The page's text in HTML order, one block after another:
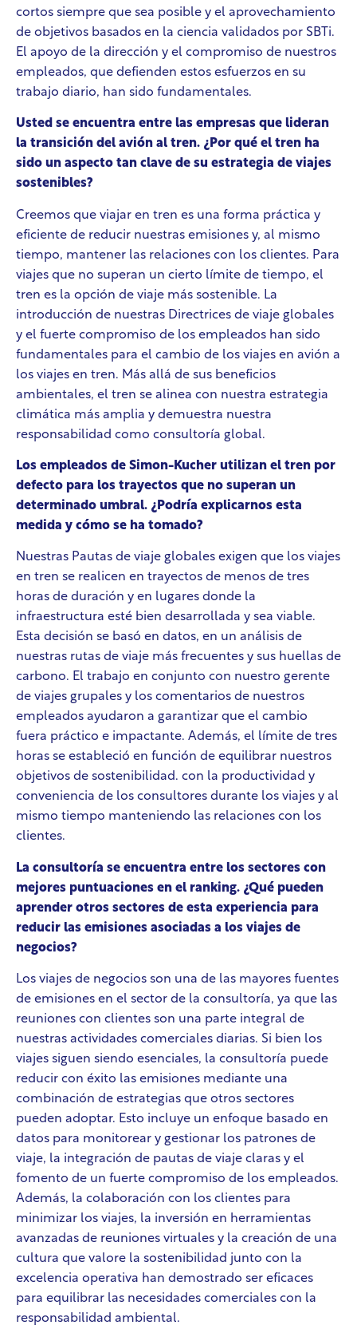
cortos siempre que sea posible y el aprovechamiento
de objetivos basados en la ciencia validados por SBTi.
El apoyo de la dirección y el compromiso de nuestros
empleados, que defienden estos esfuerzos en su
trabajo diario, han sido fundamentales.
Usted se encuentra entre las empresas que lideran
la transición del avión al tren. ¿Por qué el tren ha
sido un aspecto tan clave de su estrategia de viajes
sostenibles?
Creemos que viajar en tren es una forma práctica y
eficiente de reducir nuestras emisiones y, al mismo
tiempo, mantener las relaciones con los clientes. Para
viajes que no superan un cierto límite de tiempo, el
tren es la opción de viaje más sostenible. La
introducción de nuestras Directrices de viaje globales
y el fuerte compromiso de los empleados han sido
fundamentales para el cambio de los viajes en avión a
los viajes en tren. Más allá de sus beneficios
ambientales, el tren se alinea con nuestra estrategia
climática más amplia y demuestra nuestra
responsabilidad como consultoría global.
Los empleados de Simon-Kucher utilizan el tren por
defecto para los trayectos que no superan un
determinado umbral. ¿Podría explicarnos esta
medida y cómo se ha tomado?
Nuestras Pautas de viaje globales exigen que los viajes
en tren se realicen en trayectos de menos de tres
horas de duración y en lugares donde la
infraestructura esté bien desarrollada y sea viable.
Esta decisión se basó en datos, en un análisis de
nuestras rutas de viaje más frecuentes y sus huellas de
carbono. El trabajo en conjunto con nuestro gerente
de viajes grupales y los comentarios de nuestros
empleados ayudaron a garantizar que el cambio
fuera práctico e impactante. Además, el límite de tres
horas se estableció en función de equilibrar nuestros
objetivos de sostenibilidad. con la productividad y
conveniencia de los consultores durante los viajes y al
mismo tiempo manteniendo las relaciones con los
clientes.
La consultoría se encuentra entre los sectores con
mejores puntuaciones en el ranking. ¿Qué pueden
aprender otros sectores de esta experiencia para
reducir las emisiones asociadas a los viajes de
negocios?
Los viajes de negocios son una de las mayores fuentes
de emisiones en el sector de la consultoría, ya que las
reuniones con clientes son una parte integral de
nuestras actividades comerciales diarias. Si bien los
viajes siguen siendo esenciales, la consultoría puede
reducir con éxito las emisiones mediante una
combinación de estrategias que otros sectores
pueden adoptar. Esto incluye un enfoque basado en
datos para monitorear y gestionar los patrones de
viaje, la integración de pautas de viaje claras y el
fomento de un fuerte compromiso de los empleados.
Además, la colaboración con los clientes para
minimizar los viajes, la inversión en herramientas
avanzadas de reuniones virtuales y la creación de una
cultura que valore la sostenibilidad junto con la
excelencia operativa han demostrado ser eficaces
para equilibrar las necesidades comerciales con la
responsabilidad ambiental.